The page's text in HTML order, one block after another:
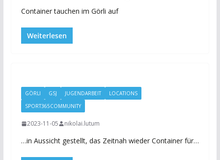
Container tauchen im Görli auf
Weiterlesen
GÖRLI GSJ JUGENDARBEIT
LOCATIONS
SPORT365COMMUNITY
2023-11-05 nikolai.lutum
…in Aussicht gestellt, das Zeitnah wieder Container für…